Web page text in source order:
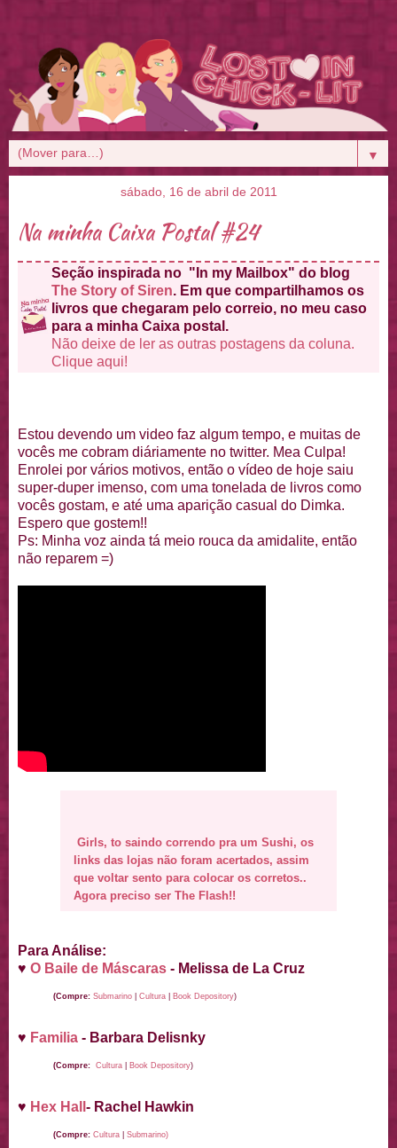
▼
sábado, 16 de abril de 2011
Na minha Caixa Postal #24
Seção inspirada no "In my Mailbox" do blog
The Story of Siren. Em que compartilhamos os
livros que chegaram pelo correio, no meu caso
para a minha Caixa postal.
Não deixe de ler as outras postagens da coluna.
Clique aqui!
Estou devendo um video faz algum tempo, e muitas de
vocês me cobram diáriamente no twitter. Mea Culpa!
Enrolei por vários motivos, então o vídeo de hoje saiu
super-duper imenso, com uma tonelada de livros como
vocês gostam, e até uma aparição casual do Dimka.
Espero que gostem!!
Ps: Minha voz ainda tá meio rouca da amidalite, então
não reparem =)
Girls, to saindo correndo pra um Sushi, os
links das lojas não foram acertados, assim
que voltar sento para colocar os corretos..
Agora preciso ser The Flash!!
Para Análise:
♥ O Baile de Máscaras - Melissa de La Cruz
(Compre: Submarino| Cultura| Book Depository)
♥ Familia - Barbara Delisnky
(Compre: Cultura| Book Depository)
♥ Hex Hall - Rachel Hawkin
(Compre: Cultura| Submarino)